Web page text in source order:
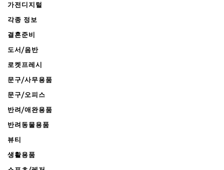
가전디지털
각종 정보
결혼준비
도서/음반
로켓프레시
문구/사무용품
문구/오피스
반려/애완용품
반려동물용품
뷰티
생활용품